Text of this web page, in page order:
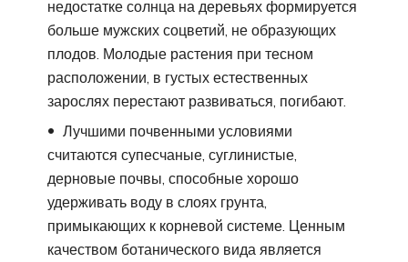
недостатке солнца на деревьях формируется
больше мужских соцветий, не образующих
плодов. Молодые растения при тесном
расположении, в густых естественных
зарослях перестают развиваться, погибают.
Лучшими почвенными условиями
считаются супесчаные, суглинистые,
дерновые почвы, способные хорошо
удерживать воду в слоях грунта,
примыкающих к корневой системе. Ценным
качеством ботанического вида является